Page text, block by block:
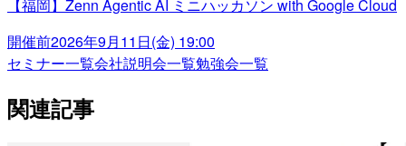
【福岡】Zenn Agentic AI ミニハッカソン with Google Cloud
開催前2026年9月11日(金) 19:00
セミナー一覧会社説明会一覧勉強会一覧
関連記事